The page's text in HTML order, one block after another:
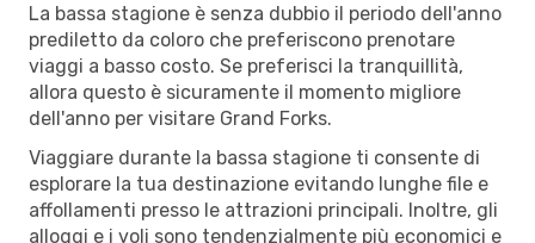
La bassa stagione è senza dubbio il periodo dell'anno
prediletto da coloro che preferiscono prenotare
viaggi a basso costo. Se preferisci la tranquillità,
allora questo è sicuramente il momento migliore
dell'anno per visitare Grand Forks.
Viaggiare durante la bassa stagione ti consente di
esplorare la tua destinazione evitando lunghe file e
affollamenti presso le attrazioni principali. Inoltre, gli
alloggi e i voli sono tendenzialmente più economici e